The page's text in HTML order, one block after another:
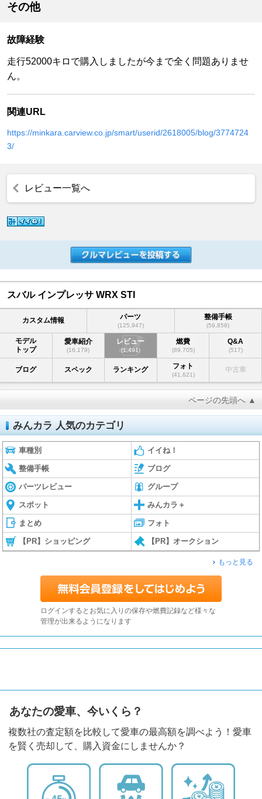
その他
故障経験
走行52000キロで購入しましたが今まで全く問題ありませ
ん。
関連URL
https://minkara.carview.co.jp/smart/userid/2618005/blog/3774724
3/
レビュー一覧へ
スバル インプレッサ WRX STI
カスタム情報 パーツ
(125,947)
整備手帳
(59,858)
モデル
トップ
愛車紹介
(16,179)
レビュー
(1,491)
燃費
(89,705)
Q&A
(517)
ブログ スペック ランキング フォト
(41,621)
中古車
ページの先頭へ ▲
みんカラ 人気のカテゴリ
車種別 イイね！
整備手帳 ブログ
パーツレビュー グループ
スポット みんカラ＋
まとめ フォト
【PR】ショッピング 【PR】オークション
もっと見る
ログインするとお気に入りの保存や燃費記録など様々な
管理が出来るようになります
あなたの愛車、今いくら？
複数社の査定額を比較して愛車の最高額を調べよう！愛車
を賢く売却して、購入資金にしませんか？